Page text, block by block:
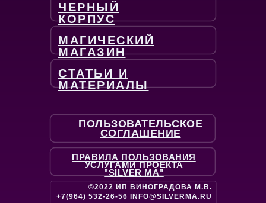
МАГИЧЕСКИЙ
МАГАЗИН
ЧЕРНЫЙ
КОРПУС
СТАТЬИ И
МАТЕРИАЛЫ
ПОЛЬЗОВАТЕЛЬСКОЕ
СОГЛАШЕНИЕ
ПРАВИЛА ПОЛЬЗОВАНИЯ
УСЛУГАМИ ПРОЕКТА
"SILVER MA"
©2022 ИП ВИНОГРАДОВА М.В.
+7(964) 532-26-56 INFO@SILVERMA.RU